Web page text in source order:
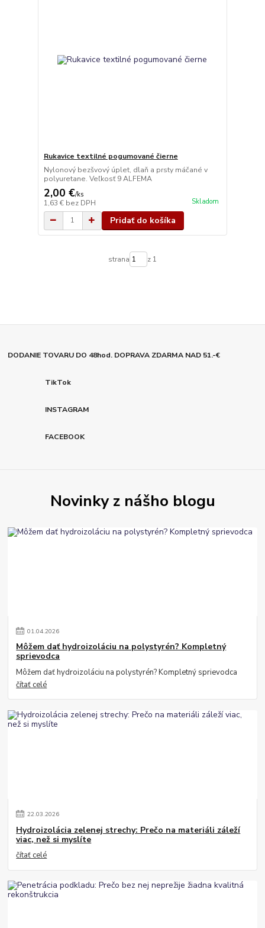
Rukavice textilné pogumované čierne
Nylonový bezšvový úplet, dlaň a prsty máčané v
polyuretane. Veľkosť 9 ALFEMA
2,00 €/ks
1,63 € bez DPH Skladom
Pridať do košíka
strana z 1
DODANIE TOVARU DO 48hod. DOPRAVA ZDARMA NAD 51.-€
TikTok
INSTAGRAM
FACEBOOK
Novinky z nášho blogu
01.04.2026
Môžem dať hydroizoláciu na polystyrén? Kompletný
sprievodca
Môžem dať hydroizoláciu na polystyrén? Kompletný sprievodca
čítať celé
22.03.2026
Hydroizolácia zelenej strechy: Prečo na materiáli záleží
viac, než si myslíte
čítať celé